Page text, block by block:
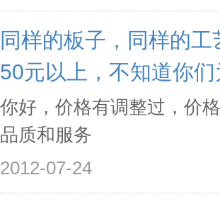
同样的板子，同样的
50元以上，不知道你
你好，价格有调整过，价
品质和服务
2012-07-24